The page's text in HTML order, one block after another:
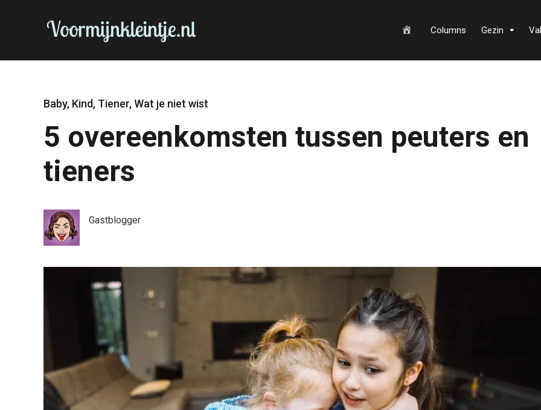
m
Columns Gezin
Baby, Kind, Tiener,Wat je niet wist
5 overeenkomsten tussen peuters en
tieners
Gastblogger